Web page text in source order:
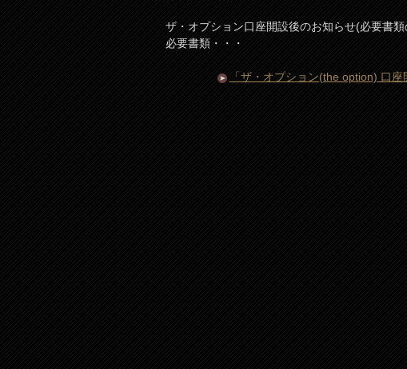
ザ・オプション口座開設後のお知らせ(必要書
必要書類・・・
「ザ・オプション(the option) 口